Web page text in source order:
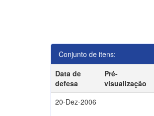
Conjunto de itens:
Data de
defesa
Pré-
visualização
20-Dez-2006